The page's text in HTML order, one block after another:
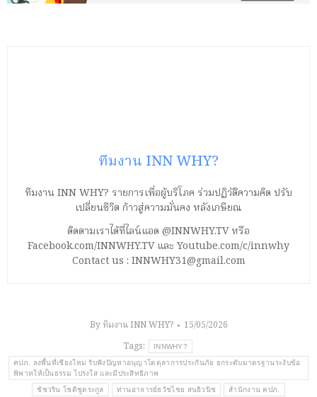
ทีมงาน INN WHY?
ทีมงาน INN WHY? รายการเพื่อผู้บริโภค ร่วมปฏิวัติความคิด ปรับ
เปลี่ยนชีวิต ก้าวสู่ความมั่นคง หลังเกษียณ
ติดตามเราได้ที่ไลน์แอด @INNWHY.TV หรือ
Facebook.com/INNWHY.TV และ Youtube.com/c/innwhy
Contact us : INNWHY31@gmail.com
Byทีมงาน INN WHY?
15/05/2026
Tags:
INNWHY?
คปภ. ลงพื้นที่เชียงใหม่ รับฟังปัญหาอนุญาโตตุลาการประกันภัย ยกระดับมาตรฐานระงับข้อ
พิพาทให้เป็นธรรม โปร่งใส และมีประสิทธิภาพ
ชัชวริน โชติชูตระกูล ท่านอาจารย์ธวัชไชย สนธิวนิช สำนักงาน คปภ.